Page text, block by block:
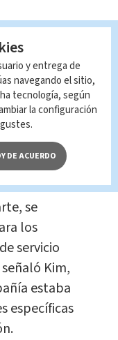
Kim,
emitió
que “deja
para que
como
se
los
servicio
Kim,
estaba
específicas
y entrega de
navegando el sitio,
tecnología, según
la configuración
DE ACUERDO